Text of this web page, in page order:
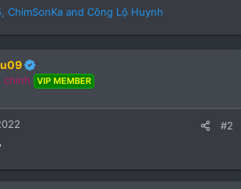
, ChimSonKa and Công Lộ Huynh
chính VIP MEMBER
#2